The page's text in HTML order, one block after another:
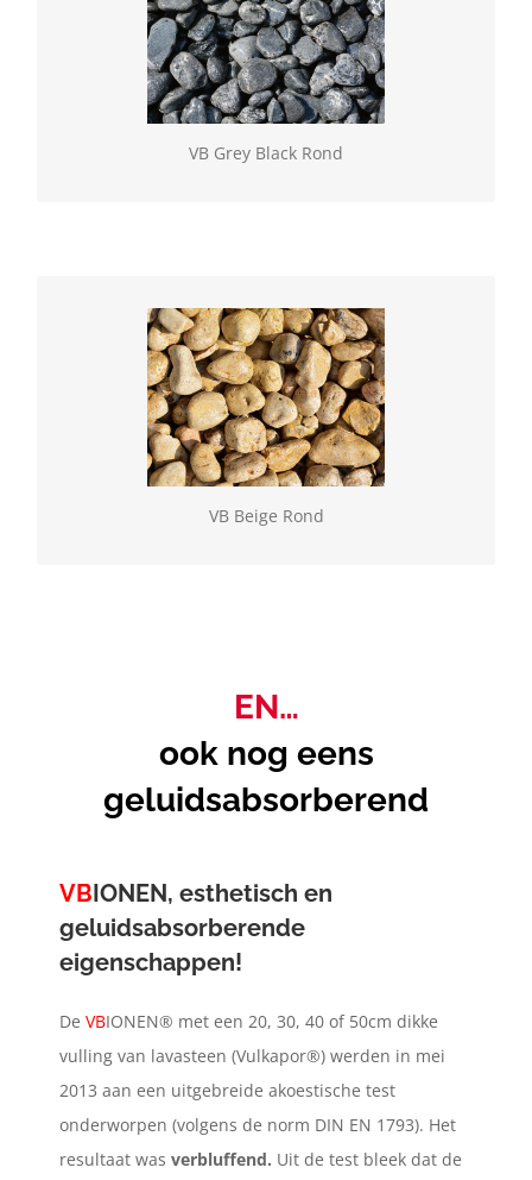
VB Grey Black Rond
VB Grey Black Rond
Geselecteerde natuurlijke gesteenten, verkrijgbaar
los of in BigBag. Vulling rond (60/100)
VB Beige Rond
VB Beige Rond
Geselecteerde natuurlijke gesteenten, verkrijgbaar
los of in BigBag. Vulling rond (60/100)
EN…
ook nog eens
geluidsabsorberend
VBIONEN, esthetisch en
geluidsabsorberende
eigenschappen!
De VBIONEN® met een 20, 30, 40 of 50cm dikke
vulling van lavasteen (Vulkapor®) werden in mei
2013 aan een uitgebreide akoestische test
onderworpen (volgens de norm DIN EN 1793). Het
resultaat was verbluffend. Uit de test bleek dat de